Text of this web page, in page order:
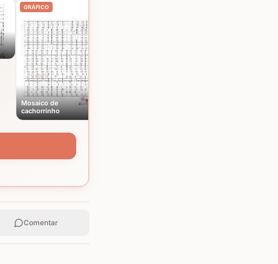
GRÁFICO
Mosaico de
cachorrinho
Comentar